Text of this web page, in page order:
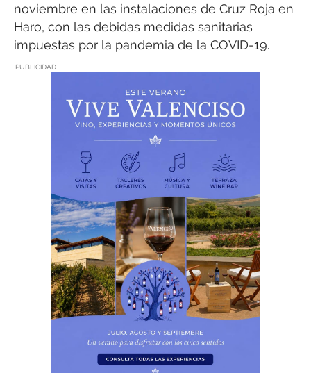
noviembre en las instalaciones de Cruz Roja en
Haro, con las debidas medidas sanitarias
impuestas por la pandemia de la COVID-19.
PUBLICIDAD